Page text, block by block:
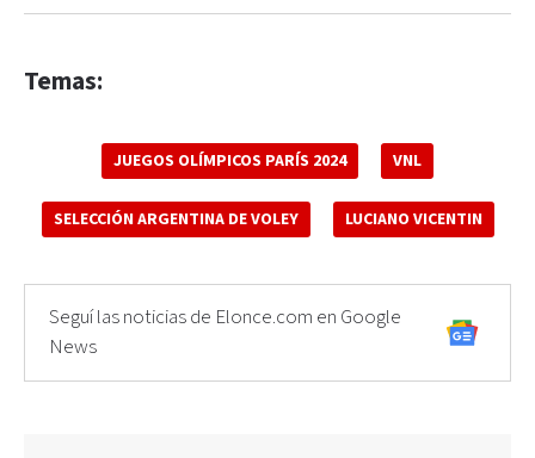
Temas:
JUEGOS OLÍMPICOS PARÍS 2024 VNL
SELECCIÓN ARGENTINA DE VOLEY LUCIANO VICENTIN
Seguí las noticias de Elonce.com en Google
News